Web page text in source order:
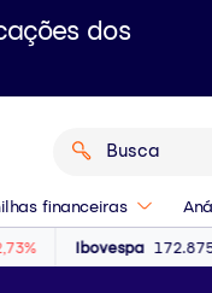
dos
financeiras
Ibovespa 172.875 Pts